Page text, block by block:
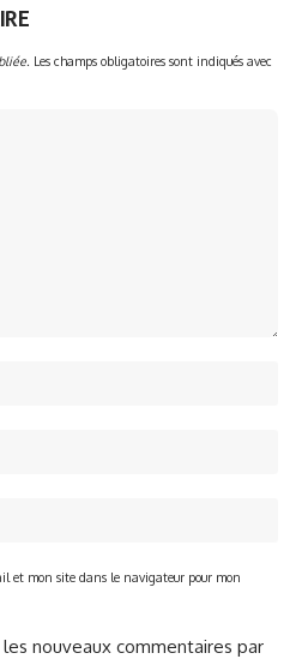
Les champs obligatoires sont indiqués avec
et mon site dans le navigateur pour mon
nouveaux commentaires par